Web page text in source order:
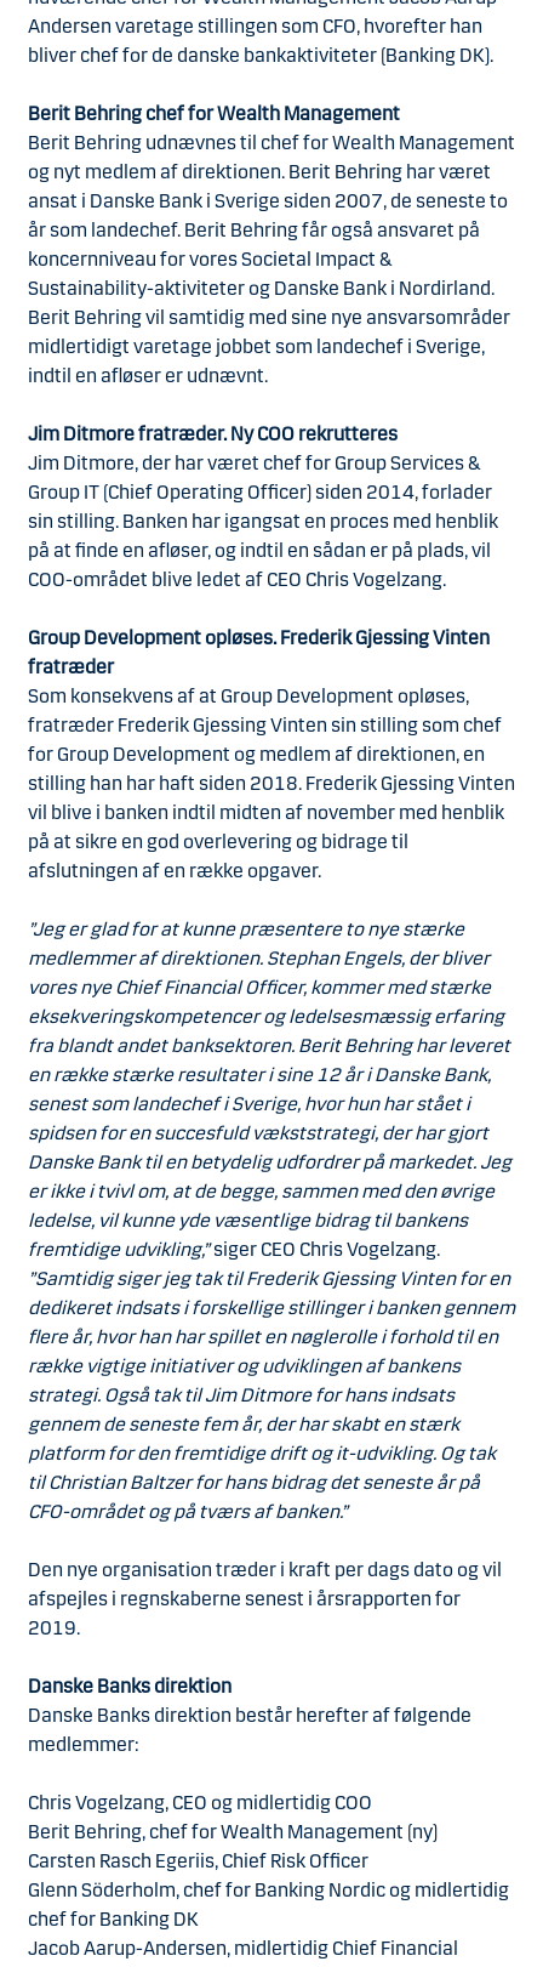
Andersen varetage stillingen som CFO, hvorefter han
bliver chef for de danske bankaktiviteter (Banking DK).
Berit Behring chef for Wealth Management
Berit Behring udnævnes til chef for Wealth Management
og nyt medlem af direktionen. Berit Behring har været
ansat i Danske Bank i Sverige siden 2007, de seneste to
år som landechef. Berit Behring får også ansvaret på
koncernniveau for vores Societal Impact &
Sustainability-aktiviteter og Danske Bank i Nordirland.
Berit Behring vil samtidig med sine nye ansvarsområder
midlertidigt varetage jobbet som landechef i Sverige,
indtil en afløser er udnævnt.
Jim Ditmore fratræder. Ny COO rekrutteres
Jim Ditmore, der har været chef for Group Services &
Group IT (Chief Operating Officer) siden 2014, forlader
sin stilling. Banken har igangsat en proces med henblik
på at finde en afløser, og indtil en sådan er på plads, vil
COO-området blive ledet af CEO Chris Vogelzang.
Group Development opløses. Frederik Gjessing Vinten
fratræder
Som konsekvens af at Group Development opløses,
fratræder Frederik Gjessing Vinten sin stilling som chef
for Group Development og medlem af direktionen, en
stilling han har haft siden 2018. Frederik Gjessing Vinten
vil blive i banken indtil midten af november med henblik
på at sikre en god overlevering og bidrage til
afslutningen af en række opgaver.
”Jeg er glad for at kunne præsentere to nye stærke
medlemmer af direktionen. Stephan Engels, der bliver
vores nye Chief Financial Officer, kommer med stærke
eksekveringskompetencer og ledelsesmæssig erfaring
fra blandt andet banksektoren. Berit Behring har leveret
en række stærke resultater i sine 12 år i Danske Bank,
senest som landechef i Sverige, hvor hun har stået i
spidsen for en succesfuld vækststrategi, der har gjort
Danske Bank til en betydelig udfordrer på markedet. Jeg
er ikke i tvivl om, at de begge, sammen med den øvrige
ledelse, vil kunne yde væsentlige bidrag til bankens
fremtidige udvikling,”siger CEO Chris Vogelzang.
”Samtidig siger jeg tak til Frederik Gjessing Vinten for en
dedikeret indsats i forskellige stillinger i banken gennem
flere år, hvor han har spillet en nøglerolle i forhold til en
række vigtige initiativer og udviklingen af bankens
strategi. Også tak til Jim Ditmore for hans indsats
gennem de seneste fem år, der har skabt en stærk
platform for den fremtidige drift og it-udvikling. Og tak
til Christian Baltzer for hans bidrag det seneste år på
CFO-området og på tværs af banken.”
Den nye organisation træder i kraft per dags dato og vil
afspejles i regnskaberne senest i årsrapporten for
2019.
Danske Banks direktion
Danske Banks direktion består herefter af følgende
medlemmer:
Chris Vogelzang, CEO og midlertidig COO
Berit Behring, chef for Wealth Management (ny)
Carsten Rasch Egeriis, Chief Risk Officer
Glenn Söderholm, chef for Banking Nordic og midlertidig
chef for Banking DK
Jacob Aarup-Andersen, midlertidig Chief Financial